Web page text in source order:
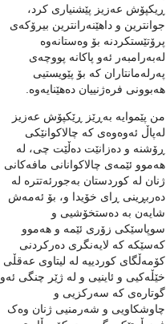
ڕیکپۆش عەزیز پێشنیاری کرد،
جوانترین و داهێنەرانترین بیرۆکەی
پرۆتێستکردنە بۆ وەستانەوە
لەبەرامبەر ئەو پاکانە پووچەی
پەرلەمانتاران کە بۆ پێویستیی
هەبوونی فرەژنییان دەهێنایەوە.
من پێموایە بەڕێز ڕێکپۆش عەزیز
لەپاڵ ئەوەوەی کە چالاکوانێکی
ڕۆشنە و دەزانێت دەڵێت چی، لە
هەموو ئێمەی چالاکوانانی مافەکانی
ژنان لە کوردستان بەجورئەتترە لە
دەربڕینی ڕای خۆیدا و، بۆ ئەمەش
شایەن بە دەستخۆشیی و
سوپاسێکی زۆری ئێمە و هەموو
کەسێکە کە لایەنگری دەرکردنی
کۆمەڵگای کوردییە لە لیتاوی عەقڵی
خێڵەکیی و ئاینیی و لە ژێر چنگی ئەو
گوتارەی کە سەرکزیی و
چاوشکاویی و شەرمنیی ژنان وەک